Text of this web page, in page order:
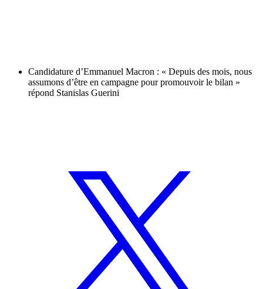
Candidature d’Emmanuel Macron : « Depuis des mois, nous
assumons d’être en campagne pour promouvoir le bilan »
répond Stanislas Guerini